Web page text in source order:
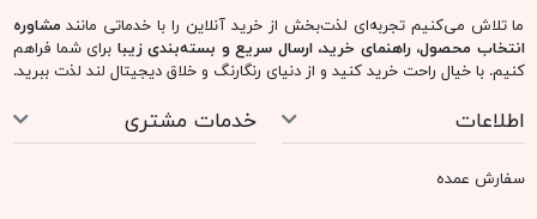
ما تلاش می‌کنیم تجربه‌ای لذت‌بخش از خرید آنلاین را با خدماتی مانندمشاوره
انتخاب محصول، راهنمای خرید، ارسال سریع و بسته‌بندی زیبا برای شما فراهم
کنیم. با خیال راحت خرید کنید و از دنیای رنگارنگ و خلاق دیجیتال لند لذت ببرید.
اطلاعات خدمات مشتری
سفارش عمده